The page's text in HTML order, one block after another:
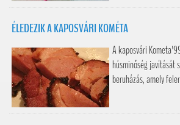
ÉLEDEZIK A KAPOSVÁRI KOMÉTA
A kaposvári
húsminőség javítását
beruházás, amely